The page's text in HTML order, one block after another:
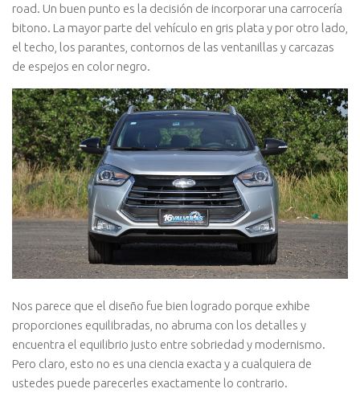
road. Un buen punto es la decisión de incorporar una carrocería
bitono. La mayor parte del vehículo en gris plata y por otro lado,
el techo, los parantes, contornos de las ventanillas y carcazas
de espejos en color negro.
Nos parece que el diseño fue bien logrado porque exhibe
proporciones equilibradas, no abruma con los detalles y
encuentra el equilibrio justo entre sobriedad y modernismo.
Pero claro, esto no es una ciencia exacta y a cualquiera de
ustedes puede parecerles exactamente lo contrario.